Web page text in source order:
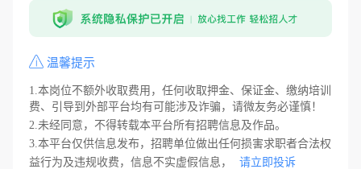
温馨提示
1.本岗位不额外收取费用，任何收取押金、保证金、缴纳培训
费、引导到外部平台均有可能涉及诈骗，请微友务必谨慎！
2.未经同意，不得转载本平台所有招聘信息及作品。
3.本平台仅供信息发布，招聘单位做出任何损害求职者合法权
益行为及违规收费，信息不实虚假信息，
请立即投诉